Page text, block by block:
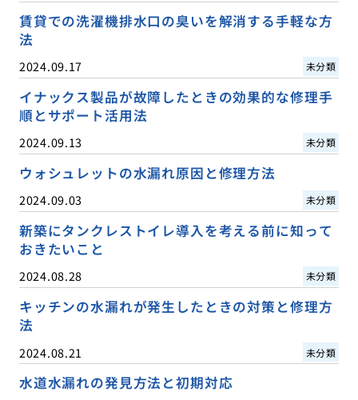
賃貸での洗濯機排水口の臭いを解消する手軽な方
法
2024.09.17 未分類
イナックス製品が故障したときの効果的な修理手
順とサポート活用法
2024.09.13 未分類
ウォシュレットの水漏れ原因と修理方法
2024.09.03 未分類
新築にタンクレストイレ導入を考える前に知って
おきたいこと
2024.08.28 未分類
キッチンの水漏れが発生したときの対策と修理方
法
2024.08.21 未分類
水道水漏れの発見方法と初期対応